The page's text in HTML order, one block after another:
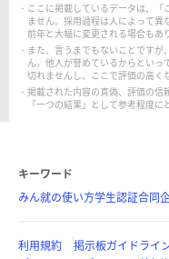
ここに掲載しているデータは、
ません。採用過程は人によって
前年と大幅に変更される場合もあ
また、言うまでもないことです
ん。他人が誉めているからといっ
切れませんし、ここで評価の高く
掲載された内容の真偽、評価の信
「一つの結果」として参考程度に
キーワード
みん就の使い方学生認証合同
利用規約 掲示板ガイドライ